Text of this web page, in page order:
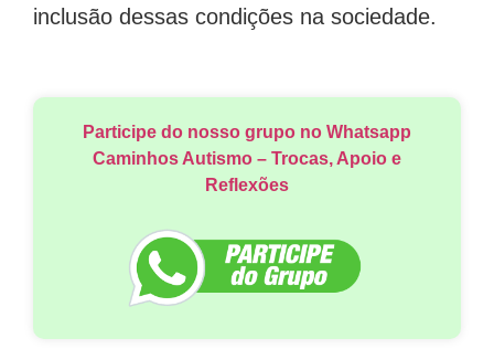
inclusão dessas condições na sociedade.
Participe do nosso grupo no Whatsapp
Caminhos Autismo – Trocas, Apoio e
Reflexões